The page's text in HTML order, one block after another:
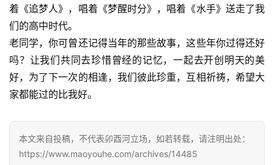
题
更
多
着《追梦人》，唱着《梦醒时分》，唱着《水手》送走了我
们的高中时代。
老同学，你可曾还记得当年的那些故事，这些年你过得还好
吗？让我们共同去珍惜曾经的记忆，一起去开创明天的美
好，为了下一次的相逢，我们彼此珍重，互相祈祷，希望大
家都能过的比我好。
本文来自投稿，不代表卯酉河立场，如若转载，请注明出处：
https://www.maoyouhe.com/archives/14485